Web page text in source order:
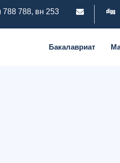
788 788, вн 253
Бакалавриат